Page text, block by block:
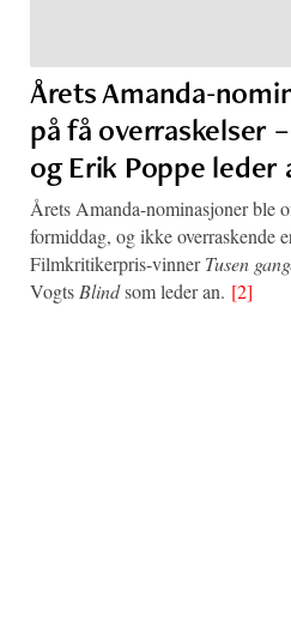
Årets Amanda-
på få overraskelser
og Erik Poppe leder
Årets Amanda-nominasjoner ble
formiddag, og ikke overraskende
Filmkritikerpris-vinnerTusen
Vogts Blindsom leder an. [2]